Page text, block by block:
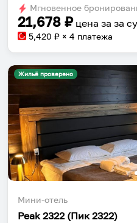
changing
dates.
Мгновенное
21,678 ₽ цена за за
5,420 ₽ × 4 платежа
Жильё проверено
Мини-отель
Peak 2322 (Пик 2322)